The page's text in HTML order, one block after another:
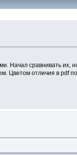
Начал сравнивать их,
Цветом отличия в pdf